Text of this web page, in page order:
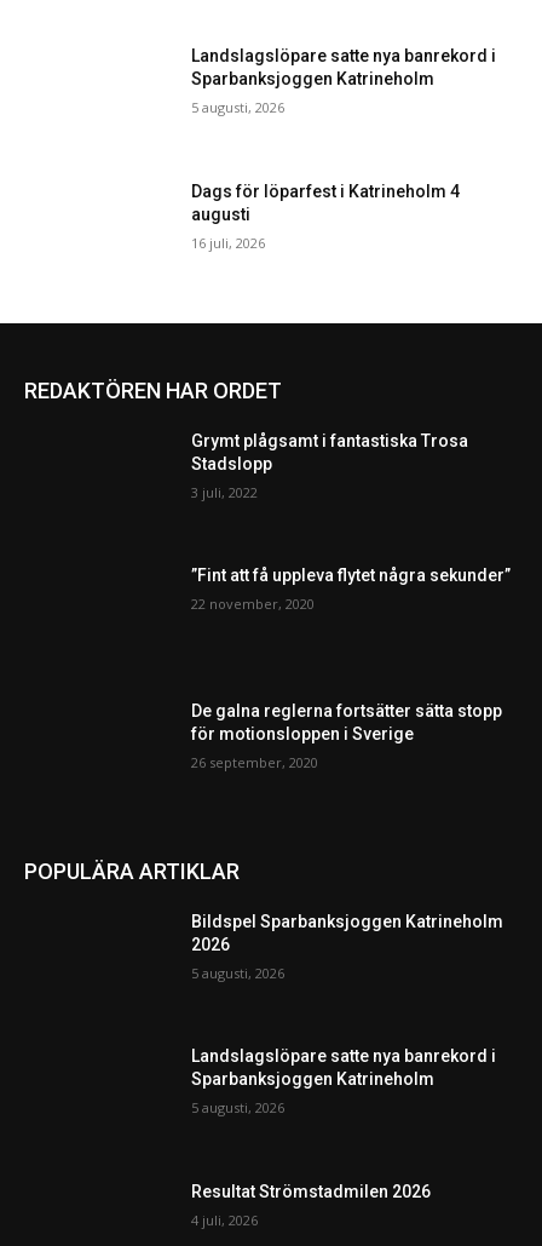
Landslagslöpare satte nya banrekord i
Sparbanksjoggen Katrineholm
5 augusti, 2026
Dags för löparfest i Katrineholm 4
augusti
16 juli, 2026
REDAKTÖREN HAR ORDET
Grymt plågsamt i fantastiska Trosa
Stadslopp
3 juli, 2022
”Fint att få uppleva flytet några sekunder”
22 november, 2020
De galna reglerna fortsätter sätta stopp
för motionsloppen i Sverige
26 september, 2020
POPULÄRA ARTIKLAR
Bildspel Sparbanksjoggen Katrineholm
2026
5 augusti, 2026
Landslagslöpare satte nya banrekord i
Sparbanksjoggen Katrineholm
5 augusti, 2026
Resultat Strömstadmilen 2026
4 juli, 2026